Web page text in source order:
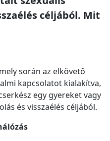
céljából. Mit
során az elkövető
kapcsolatot kialakítva,
egy gyereket vagy
és visszaélés céljából.